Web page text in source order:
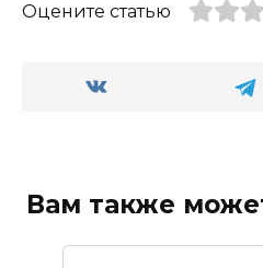
Оцените статью
Вам также